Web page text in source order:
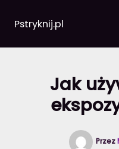
Pstryknij.pl
Jak
Przez